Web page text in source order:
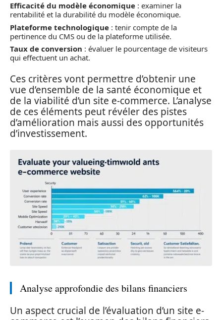
Efficacité du modèle économique : examiner la
rentabilité et la durabilité du modèle économique.
Plateforme technologique : tenir compte de la
pertinence du CMS ou de la plateforme utilisée.
Taux de conversion : évaluer le pourcentage de visiteurs
qui effectuent un achat.
Ces critères vont permettre d’obtenir une
vue d’ensemble de la santé économique et
de la viabilité d’un site e-commerce. L’analyse
de ces éléments peut révéler des pistes
d’amélioration mais aussi des opportunités
d’investissement.
Analyse approfondie des bilans financiers
Un aspect crucial de l’évaluation d’un site e-